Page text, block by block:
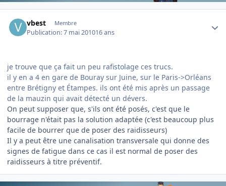
vbest Membre
Publication:7 mai 201016 ans
je trouve que ça fait un peu rafistolage ces trucs.
il y en a 4 en gare de Bouray sur Juine, sur le Paris->Orléans
entre Brétigny et Étampes. ils ont été mis après un passage
de la mauzin qui avait détecté un dévers.
On peut supposer que, s'ils ont été posés, c'est que le
bourrage n'était pas la solution adaptée (c'est beaucoup plus
facile de bourrer que de poser des raidisseurs)
Il y a peut être une canalisation transversale qui donne des
signes de fatigue dans ce cas il est normal de poser des
raidisseurs à titre préventif.